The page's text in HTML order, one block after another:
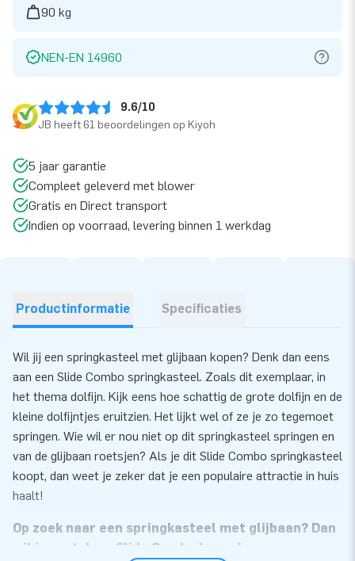
90 kg
NEN-EN 14960
9.6/10
JB heeft 61 beoordelingen op Kiyoh
5 jaar garantie
Compleet geleverd met blower
Gratis en Direct transport
Indien op voorraad, levering binnen 1 werkdag
Productinformatie Specificaties
Wil jij een springkasteel met glijbaan kopen? Denk dan eens
aan een Slide Combo springkasteel. Zoals dit exemplaar, in
het thema dolfijn. Kijk eens hoe schattig de grote dolfijn en de
kleine dolfijntjes eruitzien. Het lijkt wel of ze je zo tegemoet
springen. Wie wil er nou niet op dit springkasteel springen en
van de glijbaan roetsjen? Als je dit Slide Combo springkasteel
koopt, dan weet je zeker dat je een populaire attractie in huis
haalt!
Op zoek naar een springkasteel met glijbaan? Dan
wil je vast deze Slide Combo kopen!